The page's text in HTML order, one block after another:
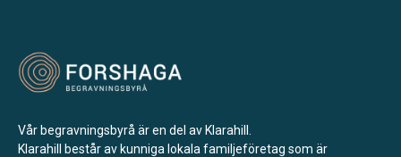
Vår begravningsbyrå är en del av Klarahill.
Klarahill består av kunniga lokala familjeföretag som är